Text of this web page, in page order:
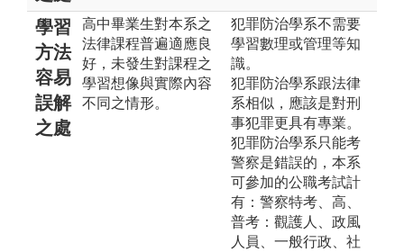
學習
方法
容易
誤解
之處
高中畢業生對本系之
法律課程普遍適應良
好，未發生對課程之
學習想像與實際內容
不同之情形。
犯罪防治學系不需要
學習數理或管理等知
識。
犯罪防治學系跟法律
系相似，應該是對刑
事犯罪更具有專業。
犯罪防治學系只能考
警察是錯誤的，本系
可參加的公職考試計
有：警察特考、高、
普考：觀護人、政風
人員、一般行政、社